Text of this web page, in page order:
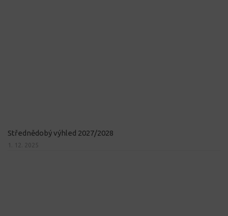
Střednědobý výhled 2027/2028
1. 12. 2025